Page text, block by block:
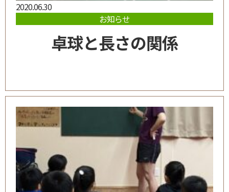
2020.06.30
お知らせ
卓球と長さの関係